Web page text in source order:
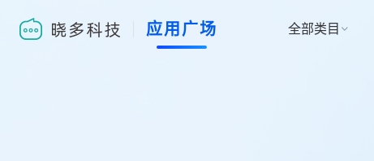
应用广场 全部类目 